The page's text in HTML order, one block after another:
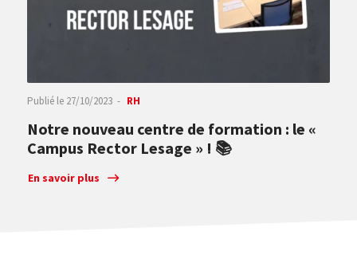
Publié le 27/10/2023 RH
Notre nouveau centre de formation : le «
Campus Rector Lesage » ! 📚
En savoir plus